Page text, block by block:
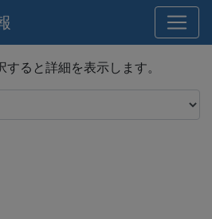
ると詳細を表示します。